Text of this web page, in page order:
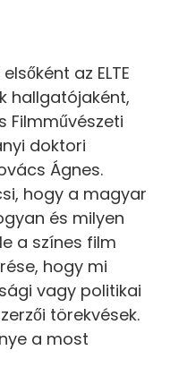
az ELTE
hallgatójaként,
Filmművészeti
doktori
Ágnes.
hogy a magyar
és milyen
a színes film
hogy mi
vagy politikai
törekvések.
a most